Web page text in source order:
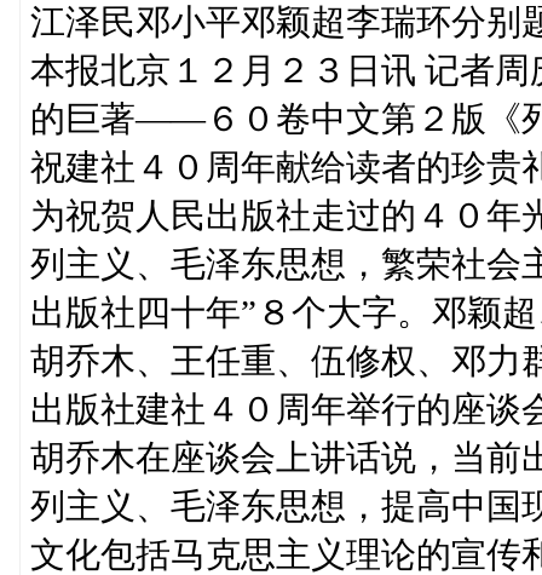
江泽民邓小平邓颖超李瑞环分别
本报北京１２月２３日讯 记者
的巨著——６０卷中文第２版《
祝建社４０周年献给读者的珍贵
为祝贺人民出版社走过的４０年
列主义、毛泽东思想，繁荣社会
出版社四十年”８个大字。邓颖
胡乔木、王任重、伍修权、邓力
出版社建社４０周年举行的座谈
胡乔木在座谈会上讲话说，当前
列主义、毛泽东思想，提高中国
文化包括马克思主义理论的宣传